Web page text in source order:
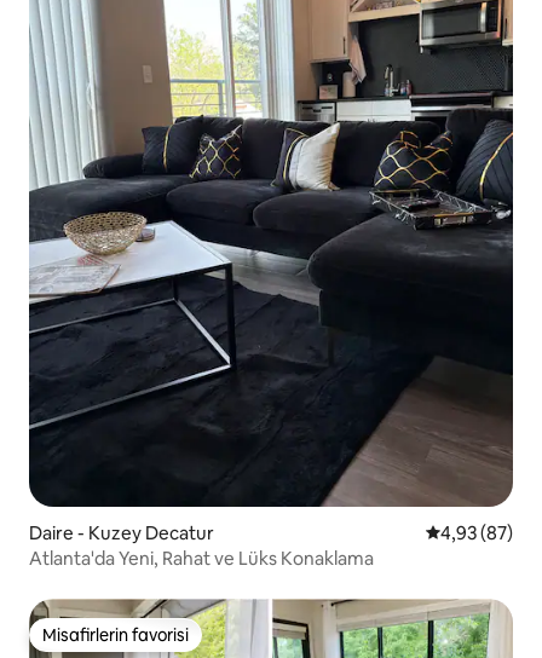
Daire - Kuzey Decatur 5 üzerinden
4,93 (87)
Atlanta'da Yeni, Rahat ve Lüks Konaklama
Misafirlerin favorisi
Misafirlerin favorisi